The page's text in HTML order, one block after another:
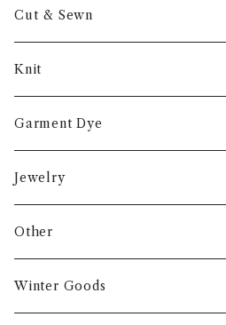
Cut & Sewn
Knit
Garment Dye
Jewelry
Other
Winter Goods